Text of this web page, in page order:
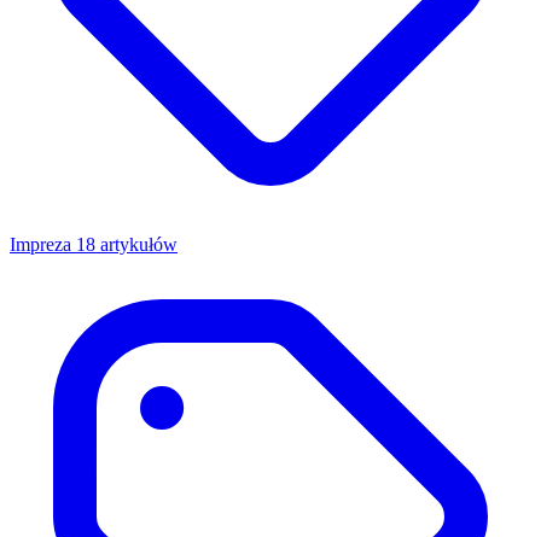
Impreza 18 artykułów